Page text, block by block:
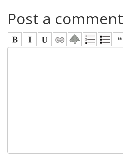
Post a comment